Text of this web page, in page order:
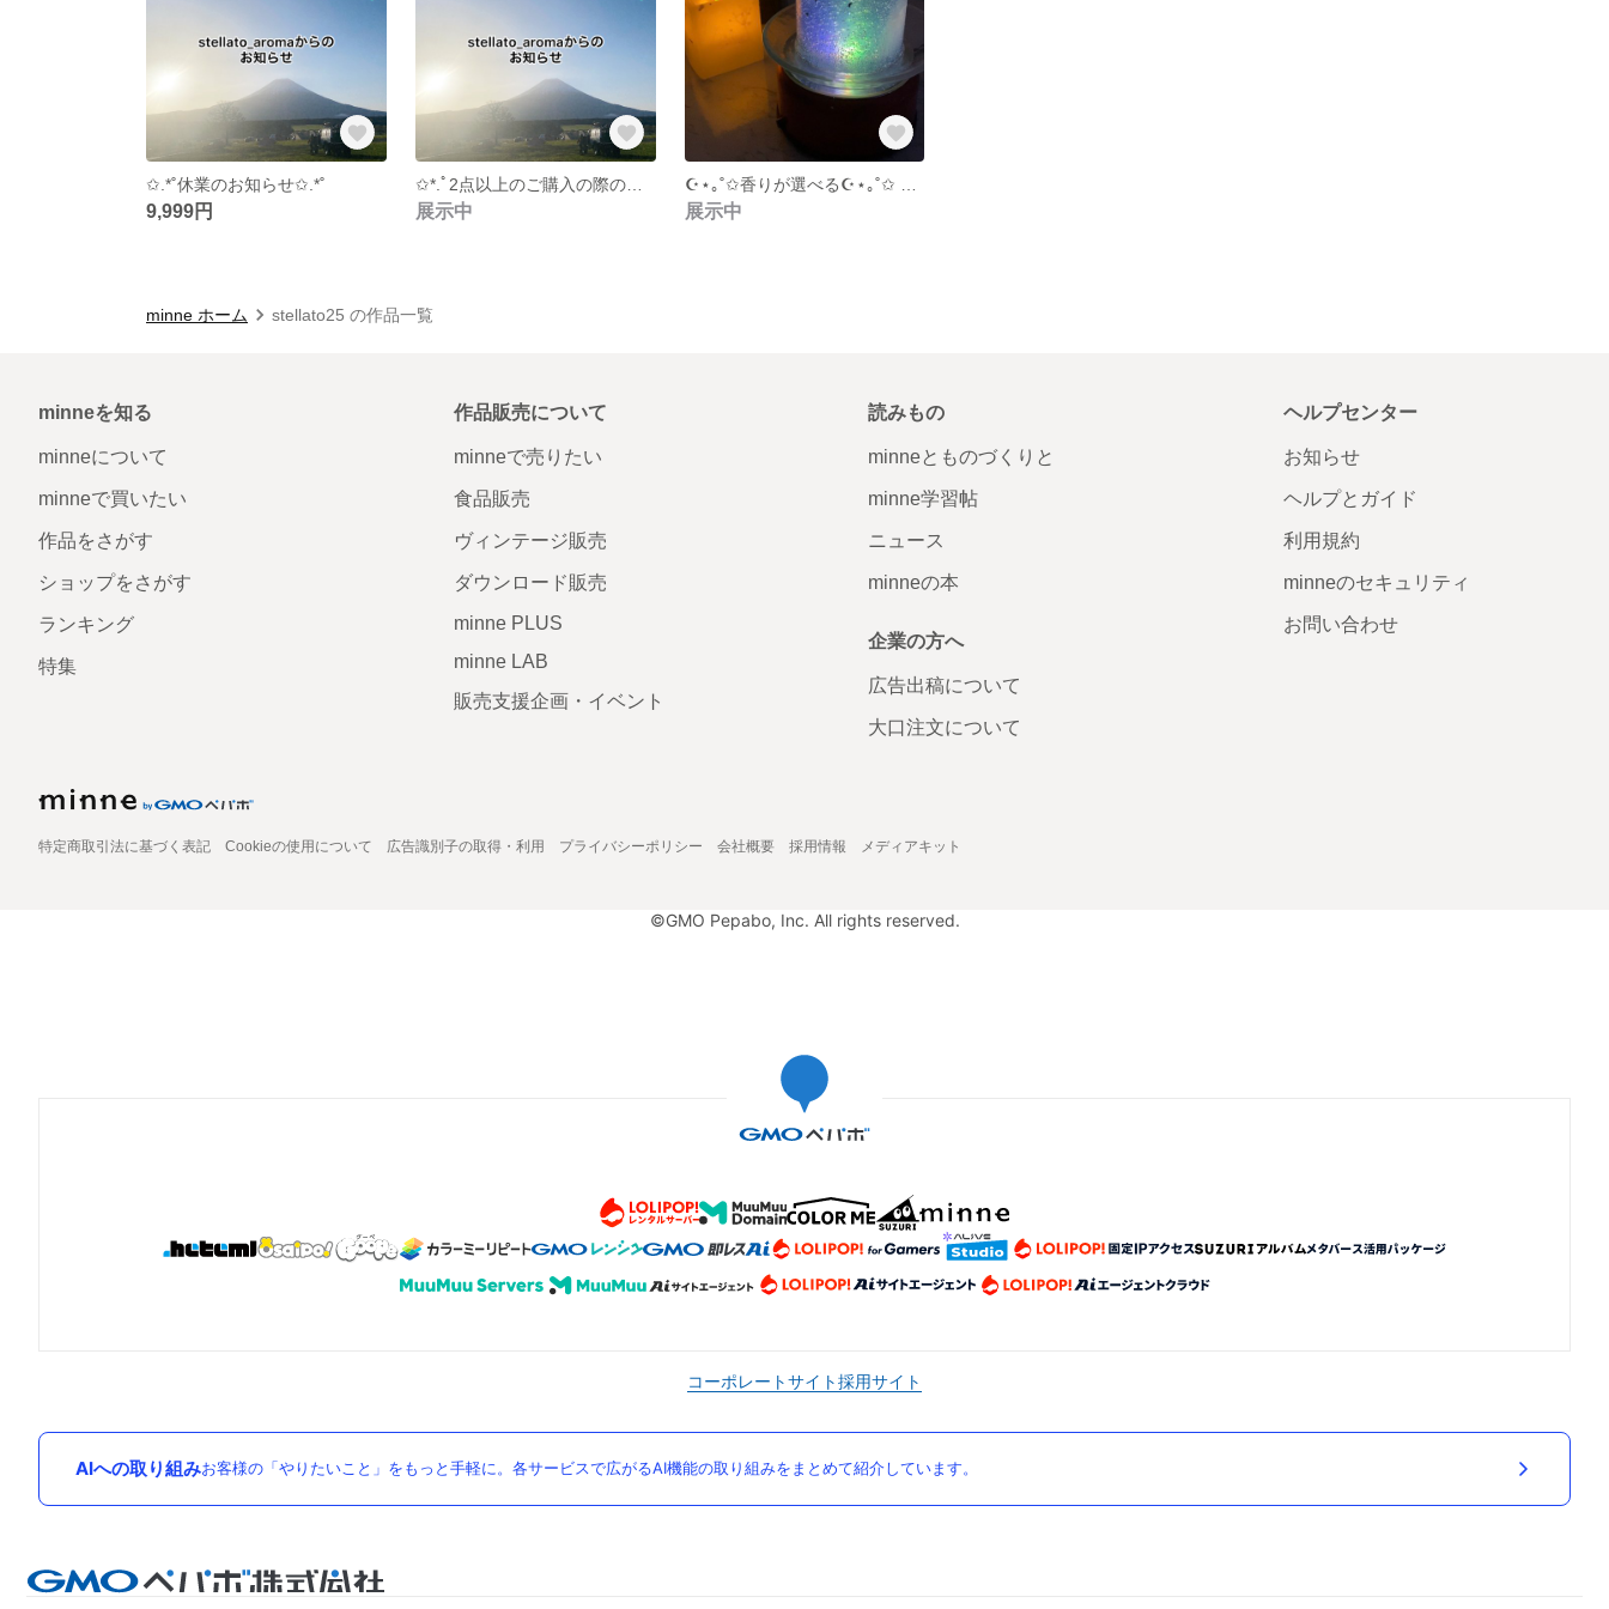
✩.*˚休業のお知らせ✩.*˚
9,999円
✩*.ﾟ2点以上のご購入の際の送料について✩*.ﾟ
展示中 展示中
minne ホーム stellato25 の作品一覧
minneを知る
minneについて
minneで買いたい
作品をさがす
ショップをさがす
ランキング
特集
作品販売について
minneで売りたい
食品販売
ヴィンテージ販売
ダウンロード販売
minne PLUS
minne LAB
販売支援企画・イベント
読みもの
minneとものづくりと
minne学習帖
ニュース
minneの本
企業の方へ
広告出稿について
大口注文について
ヘルプセンター
お知らせ
ヘルプとガイド
利用規約
minneのセキュリティ
お問い合わせ
特定商取引法に基づく表記 Cookieの使用について 広告識別子の取得・利用 プライバシーポリシー 会社概要 採用情報 メディアキット
©GMO Pepabo, Inc. All rights reserved.
コーポレートサイト採用サイト
AIへの取り組みお客様の「やりたいこと」をもっと手軽に。各サービスで広がるAI機能の取り組みをまとめて紹介しています。